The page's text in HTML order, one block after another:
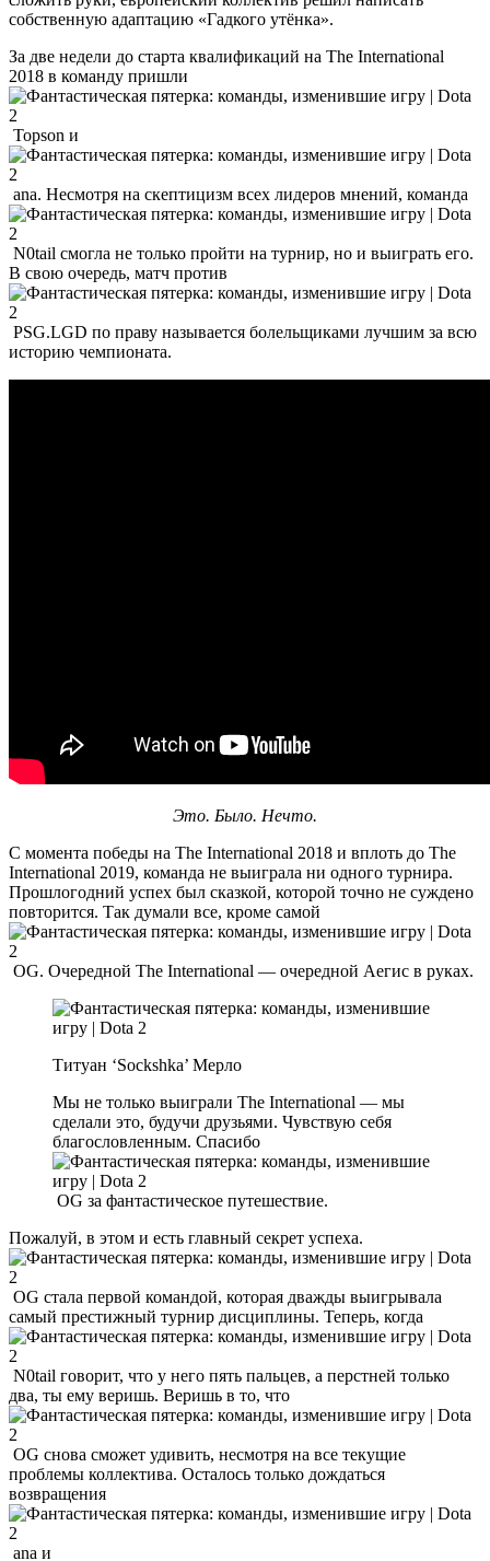
собственную адаптацию «Гадкого утёнка».
За две недели до старта квалификаций на The International
2018 в команду пришли
Topson и
ana. Несмотря на скептицизм всех лидеров мнений, команда
N0tail смогла не только пройти на турнир, но и выиграть его.
В свою очередь, матч против
PSG.LGD по праву называется болельщиками лучшим за всю
историю чемпионата.
Это. Было. Нечто.
С момента победы на The International 2018 и вплоть до The
International 2019, команда не выиграла ни одного турнира.
Прошлогодний успех был сказкой, которой точно не суждено
повторится. Так думали все, кроме самой
OG. Очередной The International — очередной Аегис в руках.
Титуан ‘Sockshka’ Мерло
Мы не только выиграли The International — мы
сделали это, будучи друзьями. Чувствую себя
благословленным. Спасибо
OG за фантастическое путешествие.
Пожалуй, в этом и есть главный секрет успеха.
OG стала первой командой, которая дважды выигрывала
самый престижный турнир дисциплины. Теперь, когда
N0tail говорит, что у него пять пальцев, а перстней только
два, ты ему веришь. Веришь в то, что
OG снова сможет удивить, несмотря на все текущие
проблемы коллектива. Осталось только дождаться
возвращения
ana и